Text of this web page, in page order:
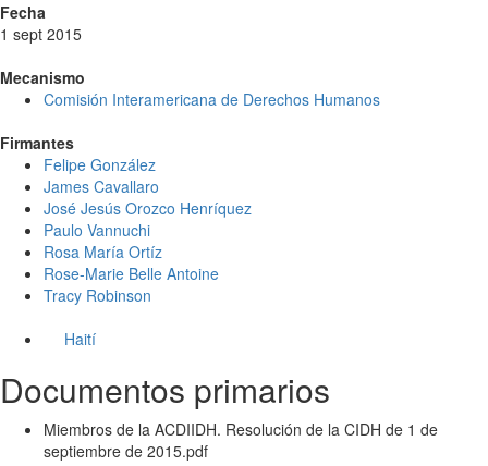
Fecha
1 sept 2015
Mecanismo
Comisión Interamericana de Derechos Humanos
Firmantes
Felipe González
James Cavallaro
José Jesús Orozco Henríquez
Paulo Vannuchi
Rosa María Ortíz
Rose-Marie Belle Antoine
Tracy Robinson
Haití
Documentos primarios
Miembros de la ACDIIDH. Resolución de la CIDH de 1 de
septiembre de 2015.pdf